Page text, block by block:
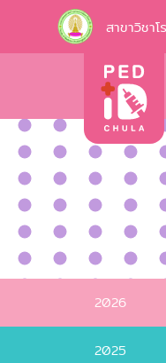
สาขาวิชา
2026
2025